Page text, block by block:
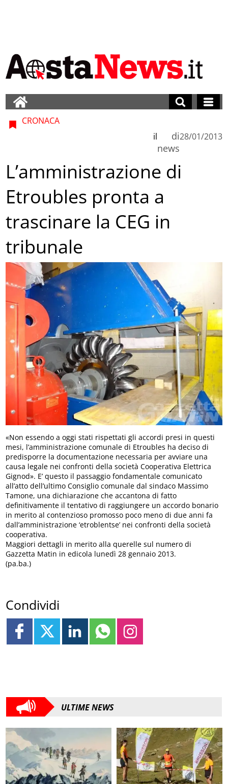
CRONACA
di
news
il 28/01/2013
L’amministrazione di
Etroubles pronta a
trascinare la CEG in
tribunale
«Non essendo a oggi stati rispettati gli accordi presi in questi
mesi, l’amministrazione comunale di Etroubles ha deciso di
predisporre la documentazione necessaria per avviare una
causa legale nei confronti della società Cooperativa Elettrica
Gignod». E’ questo il passaggio fondamentale comunicato
all’atto dell’ultimo Consiglio comunale dal sindaco Massimo
Tamone, una dichiarazione che accantona di fatto
definitivamente il tentativo di raggiungere un accordo bonario
in merito al contenzioso promosso poco meno di due anni fa
dall’amministrazione ‘etroblentse’ nei confronti della società
cooperativa.
Maggiori dettagli in merito alla querelle sul numero di
Gazzetta Matin in edicola lunedì 28 gennaio 2013.
(pa.ba.)
Condividi
ULTIME NEWS